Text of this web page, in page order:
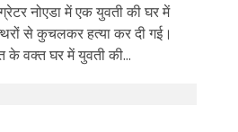
नोएडा में एक युवती की घर में
से कुचलकर हत्या कर दी गई।
के वक्त घर में युवती की...